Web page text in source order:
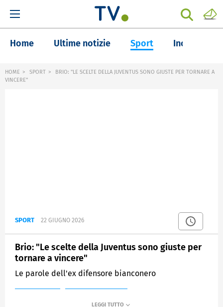
Home Ultime notizie Sport Inchieste
HOME SPORT
BRIO: "LE SCELTE DELLA JUVENTUS SONO GIUSTE PER TORNARE A
VINCERE"
SPORT 22 GIUGNO 2026
Brio: "Le scelte della Juventus sono giuste per
tornare a vincere"
Le parole dell'ex difensore bianconero